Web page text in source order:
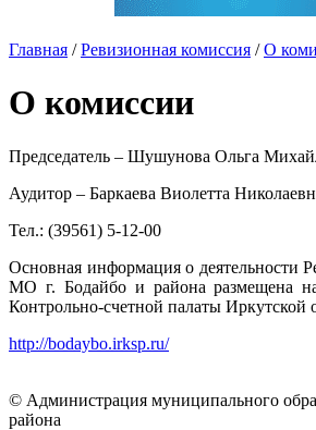
Главная / Ревизионная комиссия / О
О комиссии
Председатель – Шушунова Ольга
Аудитор – Баркаева Виолетта
Тел.: (39561) 5-12-00
Основная информация о деятельности
МО г. Бодайбо и района размещена
Контрольно-счетной палаты Иркутской
http://bodaybo.irksp.ru/
© Администрация муниципального
района